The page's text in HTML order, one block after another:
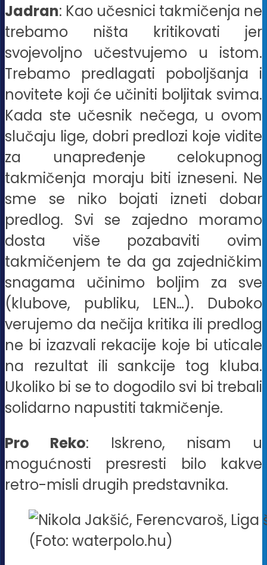
Jadran: Kao učesnici takmičenja ne
trebamo ništa kritikovati jer
svojevoljno učestvujemo u istom.
Trebamo predlagati poboljšanja i
novitete koji će učiniti boljitak svima.
Kada ste učesnik nečega, u ovom
slučaju lige, dobri predlozi koje vidite
za unapređenje celokupnog
takmičenja moraju biti izneseni. Ne
sme se niko bojati izneti dobar
predlog. Svi se zajedno moramo
dosta više pozabaviti ovim
takmičenjem te da ga zajedničkim
snagama učinimo boljim za sve
(klubove, publiku, LEN…). Duboko
verujemo da nečija kritika ili predlog
ne bi izazvali rekacije koje bi uticale
na rezultat ili sankcije tog kluba.
Ukoliko bi se to dogodilo svi bi trebali
solidarno napustiti takmičenje.
Pro Reko: Iskreno, nisam u
mogućnosti presresti bilo kakve
retro-misli drugih predstavnika.
(Foto: waterpolo.hu)